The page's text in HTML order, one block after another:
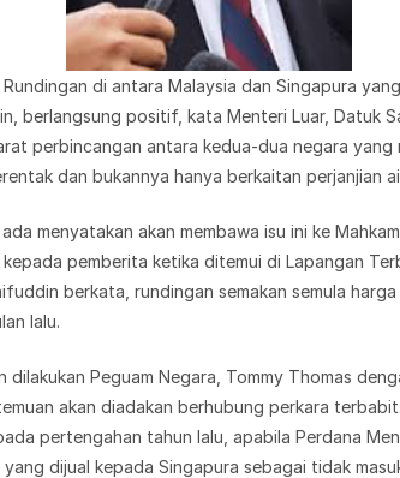
di antara Malaysia dan Singapura
berlangsung positif, kata Menteri Luar, Datuk
perbincangan antara kedua-dua negara yang
dan bukannya hanya berkaitan perjanjian
menyatakan akan membawa isu ini ke
pemberita ketika ditemui di Lapangan
berkata, rundingan semakan semula
lalu.
dilakukan Peguam Negara, Tommy Thomas
akan diadakan berhubung perkara
pertengahan tahun lalu, apabila Perdana
dijual kepada Singapura sebagai tidak